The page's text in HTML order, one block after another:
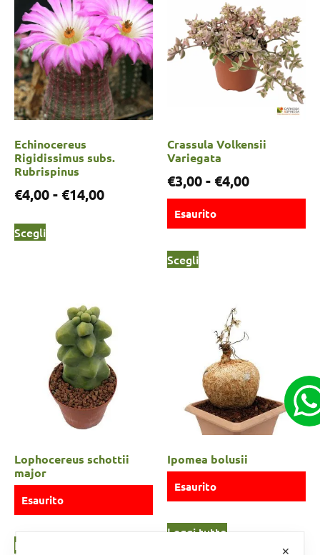
Echinocereus
Rigidissimus subs.
Rubrispinus
€4,00- €14,00
Scegli
Crassula Volkensii
Variegata
€3,00- €4,00
Esaurito
Scegli
Lophocereus schottii
major
Esaurito
Leggi tutto
Ipomea bolusii
Esaurito
Leggi tutto
✕